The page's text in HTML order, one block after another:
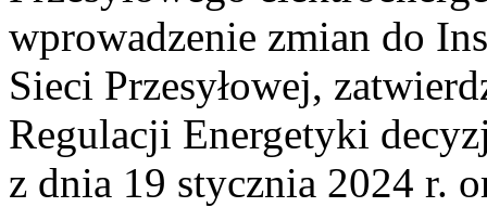
wprowadzenie zmian do
Sieci Przesyłowej,
Regulacji Energetyki
z dnia 19 stycznia 2024 r.